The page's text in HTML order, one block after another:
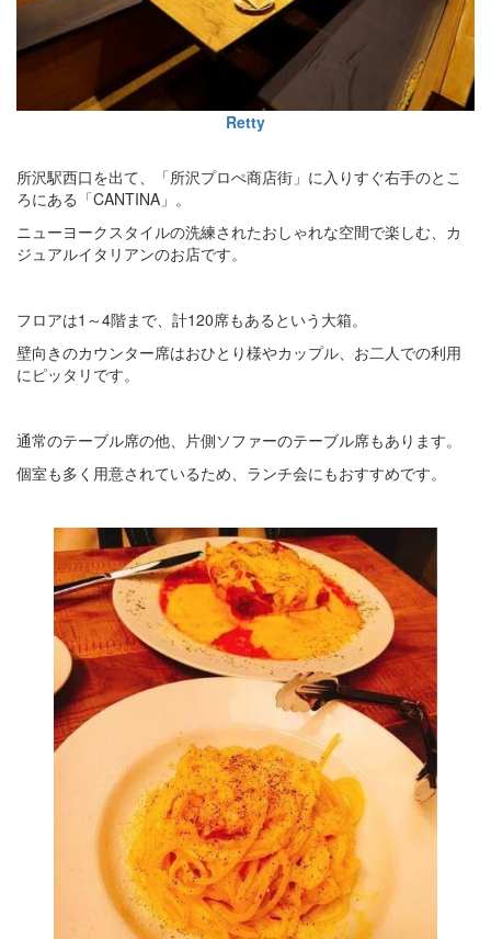
Retty
所沢駅西口を出て、「所沢プロぺ商店街」に入りすぐ右手のとこ
ろにある「CANTINA」。
ニューヨークスタイルの洗練されたおしゃれな空間で楽しむ、カ
ジュアルイタリアンのお店です。
フロアは1～4階まで、計120席もあるという大箱。
壁向きのカウンター席はおひとり様やカップル、お二人での利用
にピッタリです。
通常のテーブル席の他、片側ソファーのテーブル席もあります。
個室も多く用意されているため、ランチ会にもおすすめです。